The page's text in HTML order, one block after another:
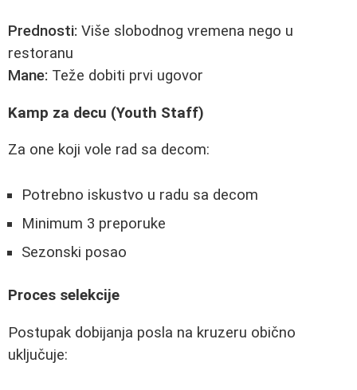
Prednosti: Više slobodnog vremena nego u
restoranu
Mane: Teže dobiti prvi ugovor
Kamp za decu (Youth Staff)
Za one koji vole rad sa decom:
Potrebno iskustvo u radu sa decom
Minimum 3 preporuke
Sezonski posao
Proces selekcije
Postupak dobijanja posla na kruzeru obično
uključuje: